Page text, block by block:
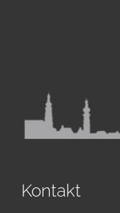
Kontakt